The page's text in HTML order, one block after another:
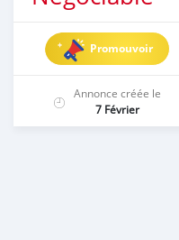
Promouvoir
Annonce créée le
7 Février